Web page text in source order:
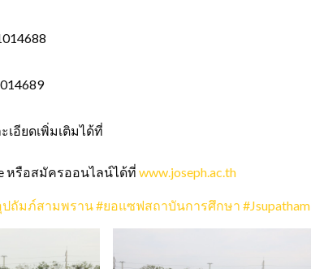
เอียดเพิ่มเติมได้ที่
หรือสมัครออนไลน์ได้ที่ www.joseph.ac.th
ปถัมภ์สามพราน#ยอแซฟสถาบันการศึกษา #Jsupatham